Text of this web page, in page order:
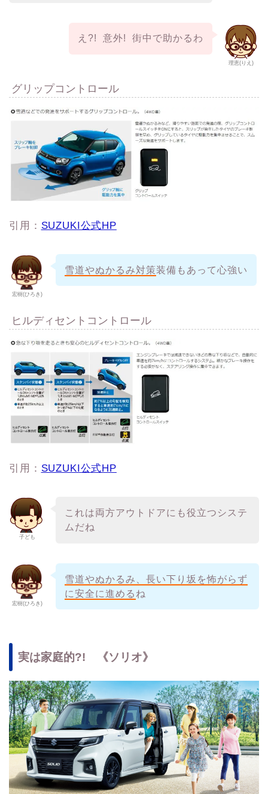
理恵(りえ)
え?! 意外! 街中で助かるわ
グリップコントロール
引用： SUZUKI公式HP
宏樹(ひろき)
雪道やぬかるみ対策装備もあって心強い
ヒルディセントコントロール
引用： SUZUKI公式HP
子ども
これは両方アウトドアにも役立つシステ
ムだね
宏樹(ひろき)
雪道やぬかるみ、長い下り坂を怖がらず
に安全に進める ね
実は家庭的?! 《ソリオ》